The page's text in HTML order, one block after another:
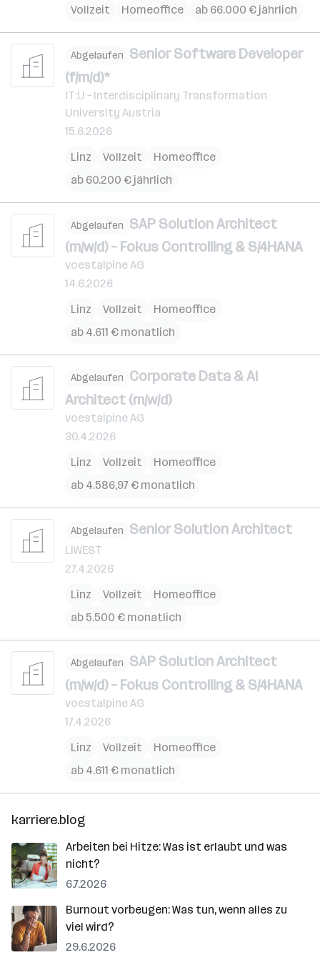
Vollzeit
Homeoffice ab 66.000 € jährlich
Abgelaufen Senior Software Developer
(f/m/d)*
IT:U – Interdisciplinary Transformation
University Austria
15.6.2026
Linz
Vollzeit
Homeoffice
ab 60.200 € jährlich
Abgelaufen SAP Solution Architect
(m/w/d) – Fokus Controlling & S/4HANA
voestalpine AG
14.6.2026
Linz
Vollzeit
Homeoffice
ab 4.611 € monatlich
Abgelaufen Corporate Data & AI
Architect (m/w/d)
voestalpine AG
30.4.2026
Linz
Vollzeit
Homeoffice
ab 4.586,97 € monatlich
Abgelaufen Senior Solution Architect
LIWEST
27.4.2026
Linz
Vollzeit
Homeoffice
ab 5.500 € monatlich
Abgelaufen SAP Solution Architect
(m/w/d) – Fokus Controlling & S/4HANA
voestalpine AG
17.4.2026
Linz
Vollzeit
Homeoffice
ab 4.611 € monatlich
karriere.blog
Arbeiten bei Hitze: Was ist erlaubt und was
nicht?
6.7.2026
Burnout vorbeugen: Was tun, wenn alles zu
viel wird?
29.6.2026